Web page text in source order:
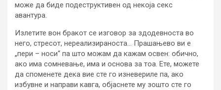
може да биде подеструктивен од некоја секс
авантура.
Излетите вон бракот се изговор за здодевноста во
него, стресот, нереализираноста… Прашањево ви е
„пери – носи“ па што можам да кажам освен: обично,
ако има сомневање, има и основа за тоа. Ете, можете
да споменете дека вие сте го изневериле па, ако
избувне и направи кавга, објаснете му зошто сте го